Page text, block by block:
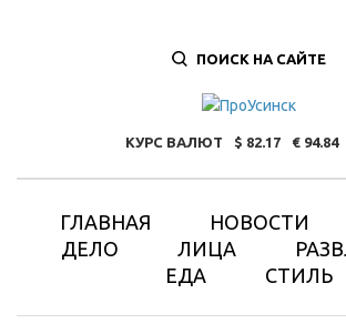
ПОИСК НА САЙТЕ
КУРС ВАЛЮТ 82.17 94.84
ГЛАВНАЯ НОВОСТИ
ДЕЛО
ЛИЦА
ЕДА
СТИЛЬ